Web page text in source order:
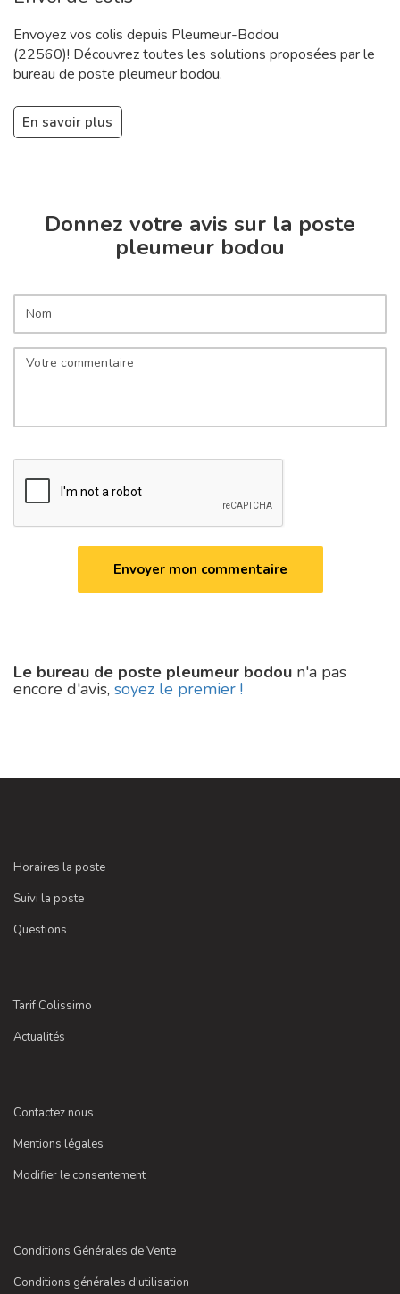
Envoyez vos colis depuis Pleumeur-Bodou
(22560)! Découvrez toutes les solutions proposées par le
bureau de poste pleumeur bodou.
En savoir plus
Donnez votre avis sur la poste
pleumeur bodou
Le bureau de poste pleumeur bodou n'a pas
encore d'avis, soyez le premier !
Horaires la poste
Suivi la poste
Questions
Tarif Colissimo
Actualités
Contactez nous
Mentions légales
Modifier le consentement
Conditions Générales de Vente
Conditions générales d'utilisation